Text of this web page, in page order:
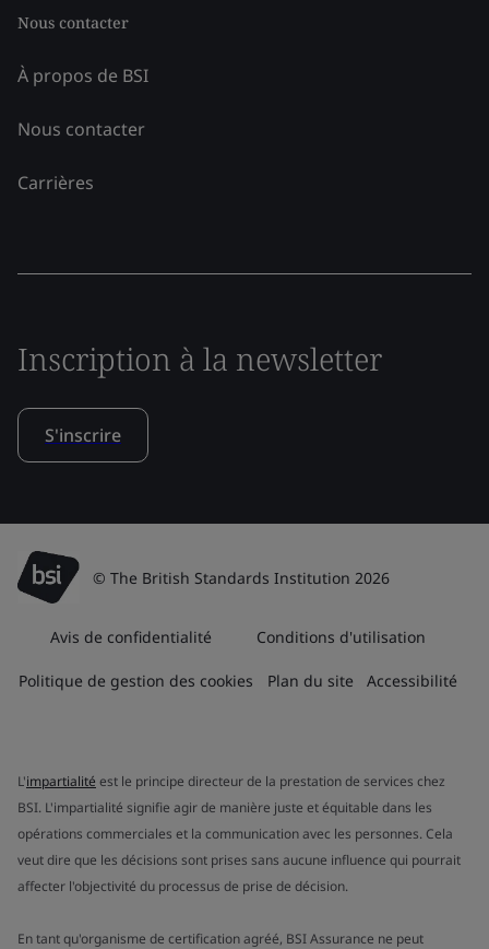
Nous contacter
À propos de BSI
Nous contacter
Carrières
Inscription à la newsletter
S'inscrire
© The British Standards Institution 2026
Avis de confidentialité Conditions d'utilisation
Politique de gestion des cookies Plan du site Accessibilité
L'impartialité est le principe directeur de la prestation de services chez
BSI. L'impartialité signifie agir de manière juste et équitable dans les
opérations commerciales et la communication avec les personnes. Cela
veut dire que les décisions sont prises sans aucune influence qui pourrait
affecter l'objectivité du processus de prise de décision.
En tant qu'organisme de certification agréé, BSI Assurance ne peut